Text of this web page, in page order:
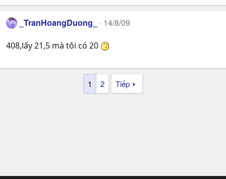
_TranHoangDuong_ 14/8/09
408,lấy 21,5 mà tôi có 20
1 2 Tiếp